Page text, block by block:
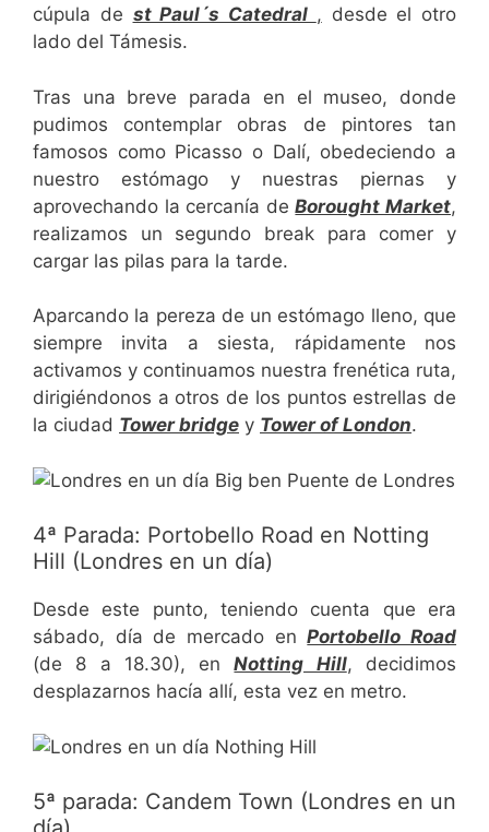
cúpula de st Paul´s Catedral , desde el otro
lado del Támesis.
Tras una breve parada en el museo, donde
pudimos contemplar obras de pintores tan
famosos como Picasso o Dalí, obedeciendo a
nuestro estómago y nuestras piernas y
aprovechando la cercanía deBorought Market,
realizamos un segundo break para comer y
cargar las pilas para la tarde.
Aparcando la pereza de un estómago lleno, que
siempre invita a siesta, rápidamente nos
activamos y continuamos nuestra frenética ruta,
dirigiéndonos a otros de los puntos estrellas de
la ciudad Tower bridge y Tower of London.
4ª Parada: Portobello Road en Notting
Hill (Londres en un día)
Desde este punto, teniendo cuenta que era
sábado, día de mercado enPortobello Road
(de 8 a 18.30), enNotting Hill, decidimos
desplazarnos hacía allí, esta vez en metro.
5ª parada: Candem Town (Londres en un